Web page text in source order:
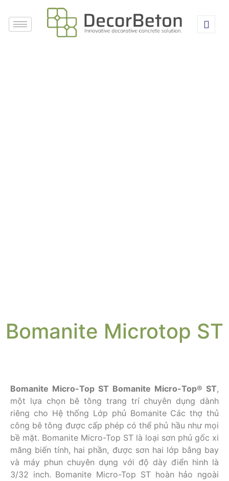
Bomanite Microtop ST
Bomanite Micro-Top ST Bomanite Micro-Top® ST,
một lựa chọn bê tông trang trí chuyên dụng dành
riêng cho Hệ thống Lớp phủ Bomanite Các thợ thủ
công bê tông được cấp phép có thể phủ hầu như mọi
bề mặt. Bomanite Micro-Top ST là loại sơn phủ gốc xi
măng biến tính, hai phần, được sơn hai lớp bằng bay
và máy phun chuyên dụng với độ dày điển hình là
3/32 inch. Bomanite Micro-Top ST hoàn hảo ngoài